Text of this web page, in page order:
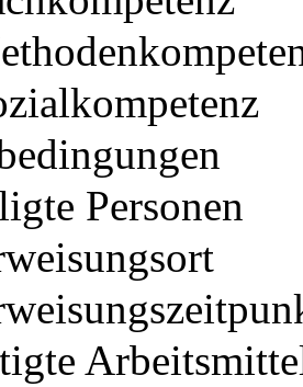
Personen